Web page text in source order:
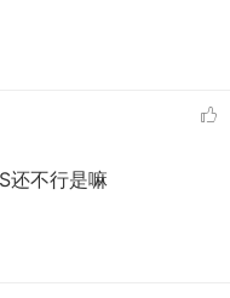
还不行是嘛